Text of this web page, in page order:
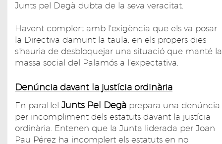
Junts pel Degà dubta de la seva veracitat.
Havent complert amb l'exigència que els va posar
la Directiva damunt la taula, en els propers dies
s'hauria de desbloquejar una situació que manté la
massa social del Palamós a l'expectativa.
Denúncia davant la justícia ordinària
En paral·lel Junts Pel Degà prepara una denúncia
per incompliment dels estatuts davant la justícia
ordinària. Entenen que la Junta liderada per Joan
Pau Pérez ha incomplert els estatuts en no